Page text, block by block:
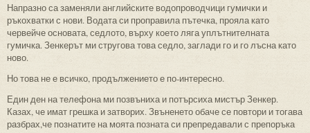
Напразно са заменяли английските водопроводчици гумички и
ръкохватки с нови. Водата си проправила пътечка, прояла като
червейче основата, седлото, върху което ляга уплътнителната
гумичка. Зенкерът ми стругова това седло, заглади го и го лъсна като
ново.
Но това не е всичко, продължението е по-интересно.
Един ден на телефона ми позвъниха и потърсиха мистър Зенкер.
Казах, че имат грешка и затворих. Звъненето обаче се повтори и тогава
разбрах,че познатите на моята позната си препредавали с препоръка